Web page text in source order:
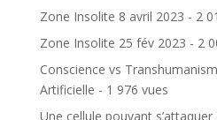
Zone Insolite 8 avril 2023 - 2
Zone Insolite 25 fév 2023 - 2
Conscience vs
Artificielle - 1 976 vues
Une cellule pouvant